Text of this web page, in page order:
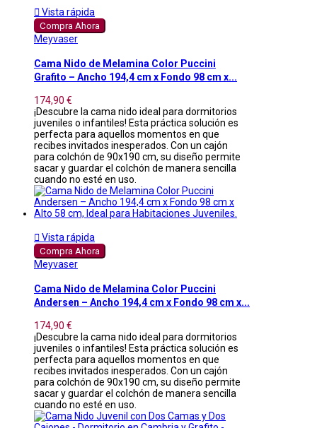
 Vista rápida
Compra Ahora
Meyvaser
Cama Nido de Melamina Color Puccini
Grafito – Ancho 194,4 cm x Fondo 98 cm x...
174,90 €
¡Descubre la cama nido ideal para dormitorios
juveniles o infantiles! Esta práctica solución es
perfecta para aquellos momentos en que
recibes invitados inesperados. Con un cajón
para colchón de 90x190 cm, su diseño permite
sacar y guardar el colchón de manera sencilla
cuando no esté en uso.
 Vista rápida
Compra Ahora
Meyvaser
Cama Nido de Melamina Color Puccini
Andersen – Ancho 194,4 cm x Fondo 98 cm x...
174,90 €
¡Descubre la cama nido ideal para dormitorios
juveniles o infantiles! Esta práctica solución es
perfecta para aquellos momentos en que
recibes invitados inesperados. Con un cajón
para colchón de 90x190 cm, su diseño permite
sacar y guardar el colchón de manera sencilla
cuando no esté en uso.